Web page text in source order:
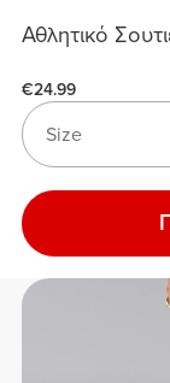
Αθλητικό
€24.99
Size